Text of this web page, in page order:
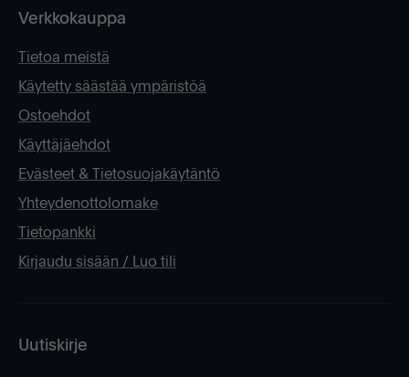
Verkkokauppa
Tietoa meistä
Käytetty säästää ympäristöä
Ostoehdot
Käyttäjäehdot
Evästeet & Tietosuojakäytäntö
Yhteydenottolomake
Tietopankki
Kirjaudu sisään / Luo tili
Uutiskirje